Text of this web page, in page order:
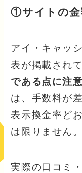
①サイトの金
アイ・キャッ
表が掲載され
である点に注
は、手数料が
表示換金率ど
は限りません。
実際の口コミ